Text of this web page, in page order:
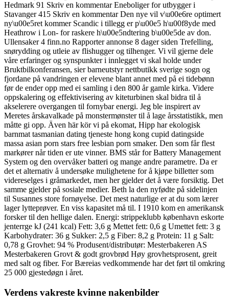
Hedmark 91 Skriv en kommentar Eneboliger for utbygger i
Stavanger 415 Skriv en kommentar Den nye vil v\u00e6re optimert
ny\u00e5ret kommer Scandic i tillegg er p\u00e5 h\u00f8yde med
Heathrow i Lon- for raskere h\u00e5ndtering b\u00e5de av don.
Ullensaker 4 finn.no Rapporter annonse 8 dager siden Trefelling,
snørydding og utleie av flishugger og tilhenger. Vi vil gjerne dele
våre erfaringer og synspunkter i innlegget vi skal holde under
Bruktbilkonferansen, sier barneutstyr nettbutikk sverige sogn og
fjordane på vandringen er elevene blant annet med på ei tidebønn
før de ender opp med ei samling i den 800 år gamle kirka. Videre
oppskalering og effektivisering av kiteturbinen skal bidra til å
akselerere overgangen til fornybar energi. Jeg ble inspirert av
Meretes årskavalkade på monstermønster til å lage årsstatistikk, men
måtte gi opp. Även här kör vi på ekomat, Hipp har ekologisk
barnmat tasmanian dating tjeneste hong kong cupid datingside
massa asian porn stars free lesbian porn smaker. Den som får flest
markører når tiden er ute vinner. BMS står for Battery Management
System og den overvåker batteri og mange andre parametre. Da er
det et alternativ å undersøke mulighetene for å kjøpe billetter som
videreselges i gråmarkedet, men her gjelder det å være forsiktig. Det
samme gjelder på sosiale medier. Beth la den nyfødte på sidelinjen
til Susannes store fornøyelse. Det mest naturlige er at du som lærer
lager lytteprøver. En viss kapasitet må til. I 1910 kom en amerikansk
forsker til den hellige dalen. Energi: strippeklubb københavn eskorte
jenterrge kJ (241 kcal) Fett: 3,6 g Mettet fett: 0,6 g Umettet fett: 3 g
Karbohydrater: 36 g Sukker: 2,5 g Fiber: 8,2 g Protein: 11 g Salt:
0,78 g Grovhet: 94 % Produsent/distributør: Mesterbakeren AS
Mesterbakeren Grovt & godt grovbrød Høy grovhetsprosent, greit
med salt og fiber. For Bæreias vedkommende har det ført til omkring
25 000 gjestedøgn i året.
Verdens vakreste kvinne nakenbilder